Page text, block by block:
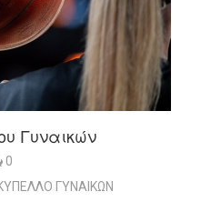
Γυναικών
0
ΓΥΝΑΙΚΩΝ